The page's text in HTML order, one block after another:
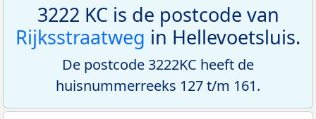
3222 KC is de postcode van
Rijksstraatweg in Hellevoetsluis.
De postcode 3222KC heeft de
huisnummerreeks 127 t/m 161.